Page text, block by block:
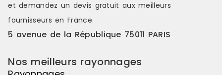
et demandez un devis gratuit aux meilleurs
fournisseurs en France.
5 avenue de la République 75011 PARIS
Nos meilleurs rayonnages